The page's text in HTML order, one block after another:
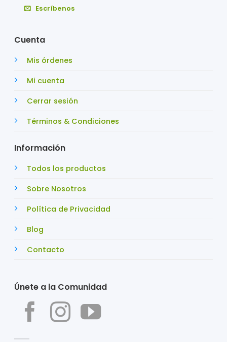
Escríbenos
Cuenta
Mis órdenes
Mi cuenta
Cerrar sesión
Términos & Condiciones
Información
Todos los productos
Sobre Nosotros
Política de Privacidad
Blog
Contacto
Únete a la Comunidad